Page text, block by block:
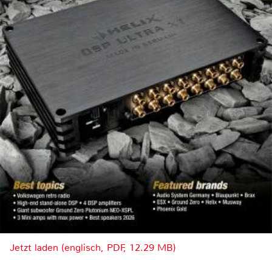
Jetzt laden (englisch, PDF, 12.29 MB)